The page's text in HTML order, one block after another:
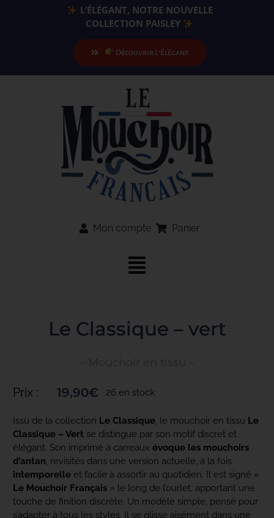
L’ÉLÉGANT, NOTRE NOUVELLE
COLLECTION PAISLEY
Découvrir L’Élégant
Toggle
ACCUEIL
PRO
BLOG
Mon compte Panier
Le Classique – vert
Prix : 19,90€ 26 en stock
Issu de la collection Le Classique, le mouchoir en tissu Le
Classique – Vert se distingue par son motif discret et
élégant. Son imprimé à carreauxévoque les mouchoirs
d’antan, revisités dans une version actuelle, à la fois
intemporelle et facile à assortir au quotidien. Il est signé «
Le Mouchoir Français » le long de l’ourlet, apportant une
touche de finition discrète. Un modèle simple, pensé pour
s’adapter à tous les styles. Il se glisse aisément dans une